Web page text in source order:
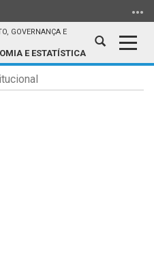
GOVERNANÇA E
E ESTATÍSTICA
Abrir